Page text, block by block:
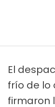
El
frío de lo
firmaron